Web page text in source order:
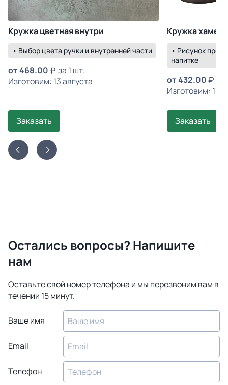
Кружка цветная внутри
• Выбор цвета ручки и внутренней части
от468.00
за 1 шт.
Изготовим: 13 августа
Заказать
Кружка
• Рисунок
напитке
от432.00
Изготовим: 18
Заказать
Остались вопросы? Напишите
нам
Оставьте свой номер телефона и мы перезвоним вам в
течении 15 минут.
Ваше имя
Email
Телефон